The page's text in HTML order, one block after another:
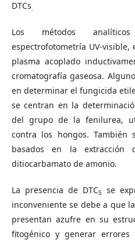
DTCs
Los métodos
espectrofotometría UV-visible,
plasma acoplado
cromatografía gaseosa.
en determinar el fungicida
se centran en la
del grupo de la fenilurea,
contra los hongos. También
basados en la extracción
ditiocarbamato de amonio.
La presencia de DTCS se
inconveniente se debe a que
presentan azufre en su
fitogénico y generar